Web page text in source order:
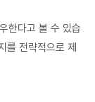
한다고 볼 수 있습
를 전략적으로 제